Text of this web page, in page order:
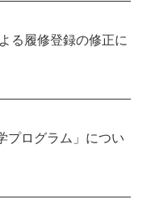
る履修登録の修正に
プログラム」につい